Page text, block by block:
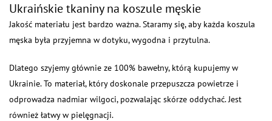
Ukraińskie tkaniny na koszule męskie
Jakość materiału jest bardzo ważna. Staramy się, aby każda koszula
męska była przyjemna w dotyku, wygodna i przytulna.
Dlatego szyjemy głównie ze 100% bawełny, którą kupujemy w
Ukrainie. To materiał, który doskonale przepuszcza powietrze i
odprowadza nadmiar wilgoci, pozwalając skórze oddychać. Jest
również łatwy w pielęgnacji.